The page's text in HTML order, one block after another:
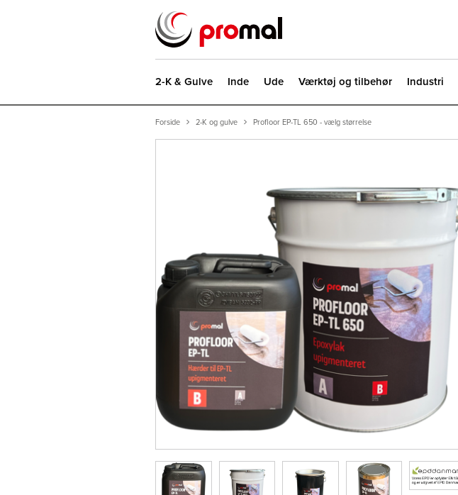
2-K & Gulve Inde Ude Værktøj og tilbehør Industri
Forside 2-K og gulve Profloor EP-TL 650 - vælg størrelse